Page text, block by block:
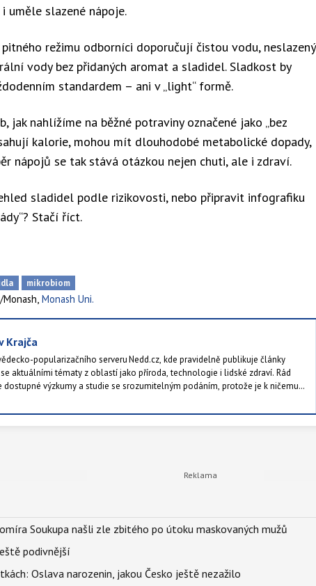
uměle slazené nápoje.
režimu odborníci doporučují čistou vodu, neslazený
vody bez přidaných aromat a sladidel. Sladkost by
standardem – ani v „light“ formě.
jak nahlížíme na běžné potraviny označené jako „bez
kalorie, mohou mít dlouhodobé metabolické dopady,
nápojů se tak stává otázkou nejen chuti, ale i zdraví.
sladidel podle rizikovosti, nebo připravit infografiku
Stačí říct.
mikrobiom
, Monash Uni.
Krajča
popularizačního serveru Nedd.cz, kde pravidelně publikuje články
aktuálními tématy z oblastí jako příroda, technologie i lidské zdraví. Rád
dostupné výzkumy a studie se srozumitelným podáním, protože je k ničemu
po městě.
Soukupa našli zle zbitého po útoku maskovaných mužů
podivnější
Oslava narozenin, jakou Česko ještě nezažilo